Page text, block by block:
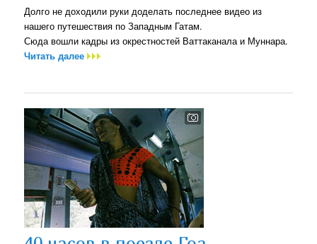
Долго не доходили руки доделать последнее видео из
нашего путешествия по Западным Гатам.
Сюда вошли кадры из окрестностей Ваттаканала и Муннара.
Читать далее